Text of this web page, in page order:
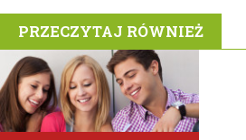
PRZECZYTAJ RÓWNIEŻ